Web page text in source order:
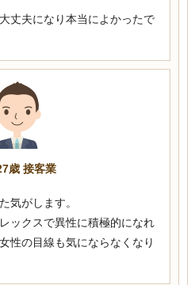
丈夫になり本当によかったで
歳 接客業
気がします。
ックスで異性に積極的になれ
性の目線も気にならなくなり